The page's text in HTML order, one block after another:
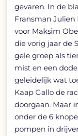
gevaren. In de
Fransman
voor Maksim
die vorig jaar de
gele groep als
mist en een
geleidelijk wat
Kaap Gallo de
doorgaan. Maar
onder de 6
pompen in